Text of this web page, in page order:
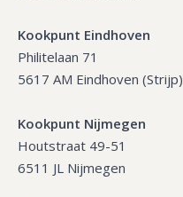
Kookpunt Eindhoven
Philitelaan 71
5617 AM Eindhoven (Strijp)
Kookpunt Nijmegen
Houtstraat 49-51
6511 JL Nijmegen